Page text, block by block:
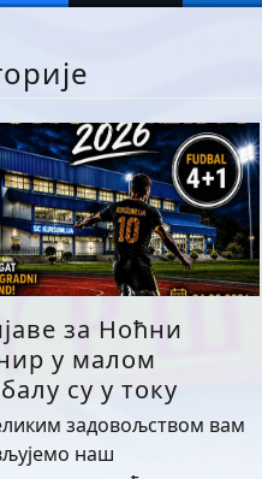
за Ноћни
у малом
су у току
задовољством вам
наш